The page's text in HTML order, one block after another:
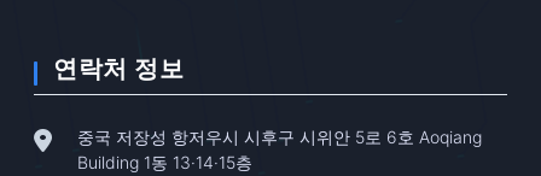
연락처 정보
중국 저장성 항저우시 시후구 시위안 5로 6호 Aoqiang
Building 1동 13·14·15층